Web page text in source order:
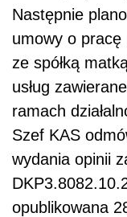
Następnie
umowy o pracę
ze spółką
usług
ramach
Szef KAS
wydania opinii
opublikowana